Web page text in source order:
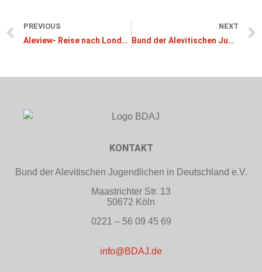
PREVIOUS
Aleview- Reise nach London
NEXT
Bund der Alevitischen Jugendlichen distanziert sich von politischen Islamverbänden
KONTAKT
Bund der Alevitischen Jugendlichen in Deutschland e.V.
Maastrichter Str. 13
50672 Köln
0221 – 56 09 45 69
info@BDAJ.de